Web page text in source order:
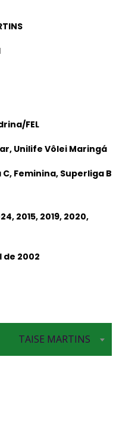
FEL
Unilife Vôlei Maringá
Feminina, Superliga B
2015, 2019, 2020,
de 2002
TAISE MARTINS